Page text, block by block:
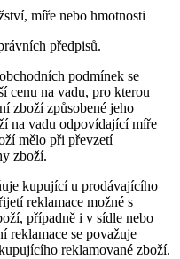
míře nebo hmotnosti
předpisů.
podmínek se
cenu na vadu, pro kterou
zboží způsobené jeho
na vadu odpovídající míře
mělo při převzetí
zboží.
kupující u prodávajícího
reklamace možné s
případně i v sídle nebo
reklamace se považuje
reklamované zboží.